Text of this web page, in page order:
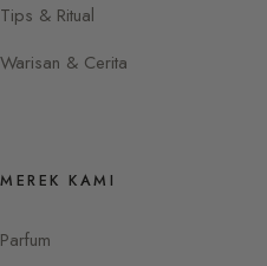
Tips & Ritual
Warisan & Cerita
MEREK KAMI
Parfum